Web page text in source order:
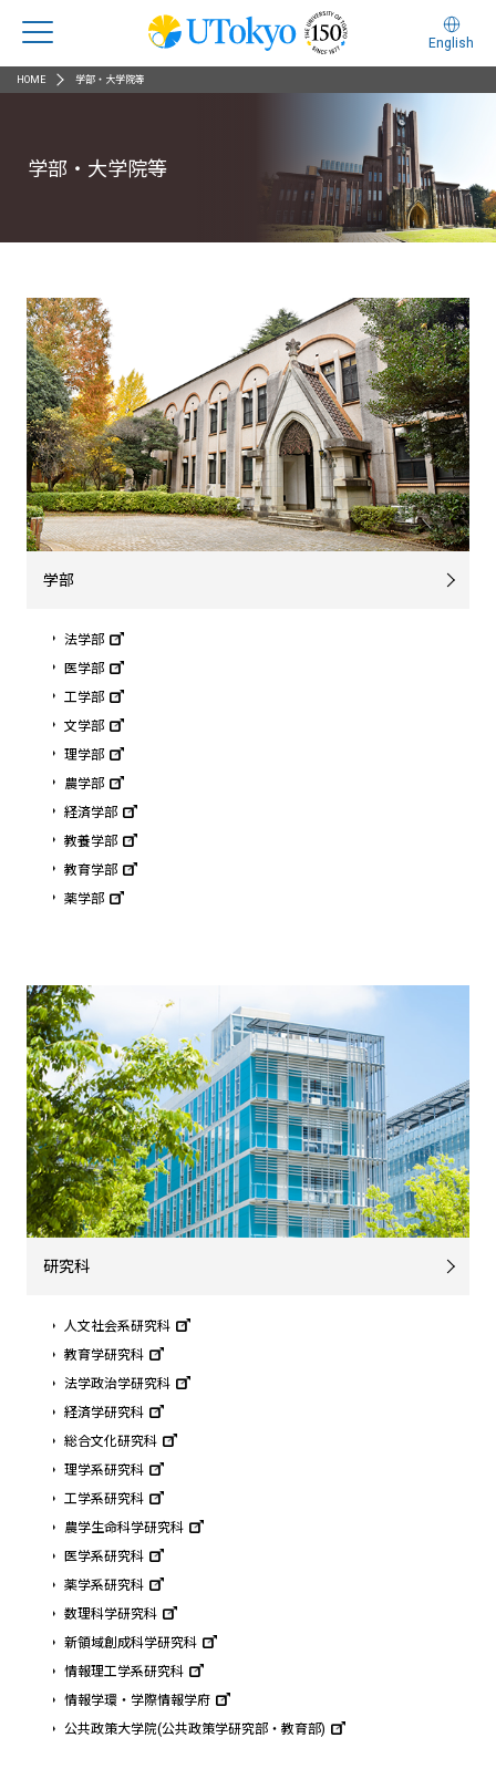
English
HOME 学部・大学院等
学部・大学院等
学部
法学部
医学部
工学部
文学部
理学部
農学部
経済学部
教養学部
教育学部
薬学部
研究科
人文社会系研究科
教育学研究科
法学政治学研究科
経済学研究科
総合文化研究科
理学系研究科
工学系研究科
農学生命科学研究科
医学系研究科
薬学系研究科
数理科学研究科
新領域創成科学研究科
情報理工学系研究科
情報学環・学際情報学府
公共政策大学院(公共政策学研究部・教育部)